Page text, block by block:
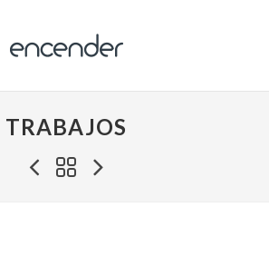
TRABAJOS